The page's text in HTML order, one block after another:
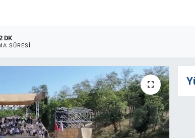
DK
SÜRESI